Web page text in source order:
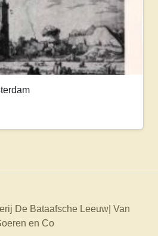
De Bataafsche Leeuw| Van
en Co